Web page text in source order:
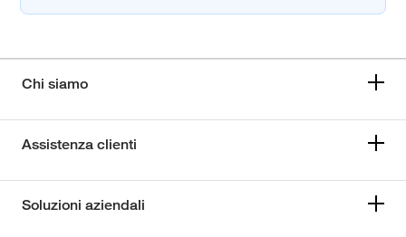
Chi siamo
Assistenza clienti
Soluzioni aziendali